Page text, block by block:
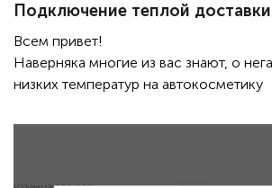
Подключение теплой доставки
Всем привет!
Наверняка многие из вас знают, о
низких температур на автокосметику